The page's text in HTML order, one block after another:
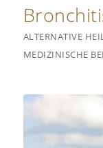
ALTERNATIVE
MEDIZINISCHE